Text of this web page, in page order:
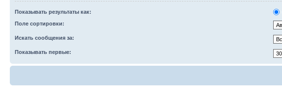
Показывать результаты как:
Поле сортировки:
Искать сообщения за:
Показывать первые: